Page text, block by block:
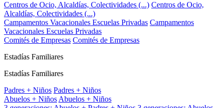
Centros de Ocio, Alcaldías, Colectividades (...) Centros de Ocio,
Alcaldías, Colectividades (...)
Campamentos Vacacionales Escuelas Privadas Campamentos
Vacacionales Escuelas Privadas
Comités de Empresas Comités de Empresas
Estadías Familiares
Estadías Familiares
Padres + Niños Padres + Niños
Abuelos + NiñosAbuelos + Niños